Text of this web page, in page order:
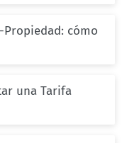
Propiedad: cómo
una Tarifa